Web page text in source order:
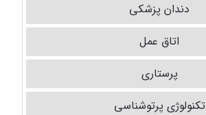
دندان پزشکی
اتاق عمل
پرستاری
تکنولوژی پرتوشناسی